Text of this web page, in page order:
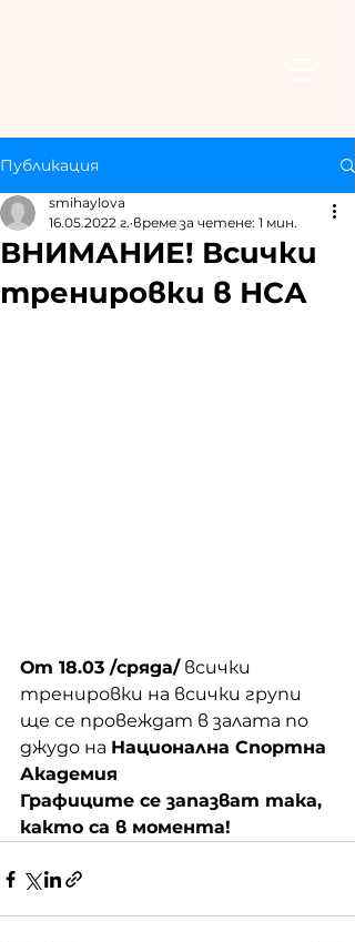
Публикация
ВНИМАНИЕ! Всички
тренировки в НСА
smihaylova
16.05.2022 г. време за четене: 1 мин.
От 18.03 /сряда/ всички
тренировки на всички групи
ще се провеждат в залата по
джудо на Национална Спортна
Академия
Графиците се запазват така,
както са в момента!